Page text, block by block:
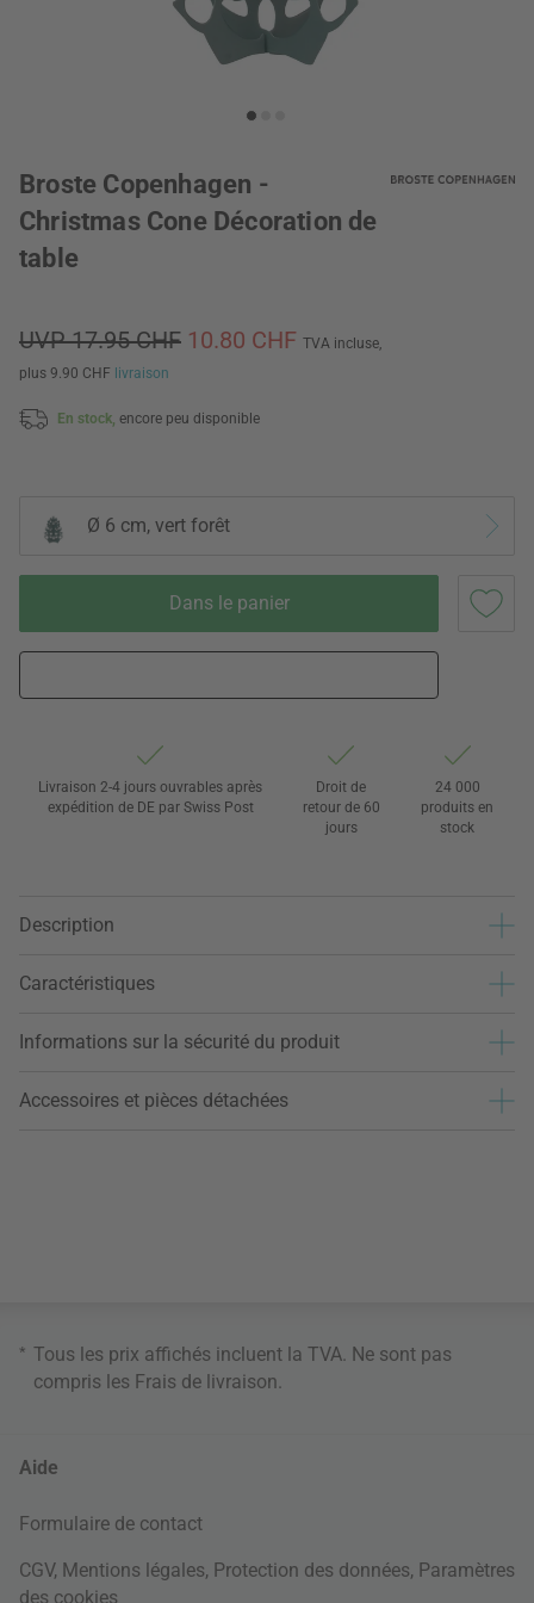
Broste Copenhagen -
Christmas Cone Décoration de
table
UVP 17.95 CHF 10.80 CHF TVA incluse,
plus 9.90 CHF livraison
En stock, encore peu disponible
Ø 6 cm, vert forêt
Dans le panier
Livraison 2-4 jours ouvrables après
expédition de DE par Swiss Post
Droit de
retour de 60
jours
24 000
produits en
stock
Description
Caractéristiques
Informations sur la sécurité du produit
Accessoires et pièces détachées
* Tous les prix affichés incluent la TVA. Ne sont pas
compris les Frais de livraison
Aide
Formulaire de contact
CGV, Mentions légales, Protection des données, Paramètres
des cookies